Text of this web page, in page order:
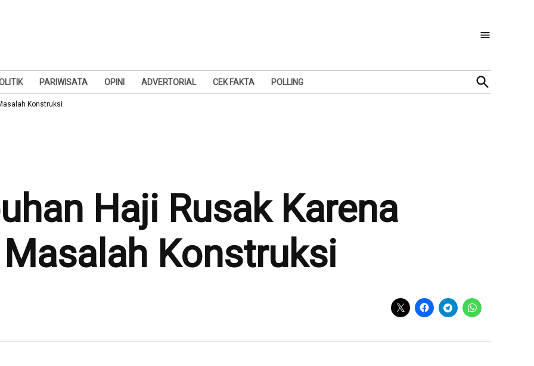
PARIWISATA OPINI ADVERTORIAL CEK FAKTA POLLING
Open
Search
Konstruksi
Haji Rusak Karena
Konstruksi